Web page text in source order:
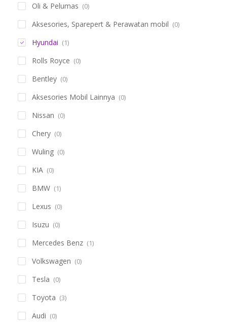
Oli & Pelumas (0)
Aksesories, Sparepert & Perawatan mobil (0)
Hyundai (1)
Rolls Royce (0)
Bentley (0)
Aksesories Mobil Lainnya (0)
Nissan (0)
Chery (0)
Wuling (0)
KIA (0)
BMW (1)
Lexus (0)
Isuzu (0)
Mercedes Benz (1)
Volkswagen (0)
Tesla (0)
Toyota (3)
Audi (0)